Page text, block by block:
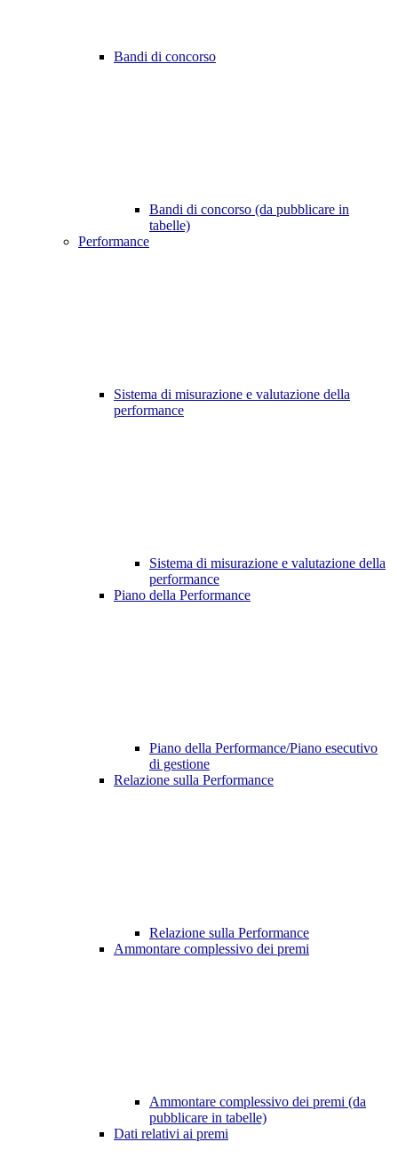
Bandi di concorso
Bandi di concorso (da pubblicare in
tabelle)
Performance
Sistema di misurazione e valutazione della
performance
Sistema di misurazione e valutazione della
performance
Piano della Performance
Piano della Performance/Piano esecutivo
di gestione
Relazione sulla Performance
Relazione sulla Performance
Ammontare complessivo dei premi
Ammontare complessivo dei premi (da
pubblicare in tabelle)
Dati relativi ai premi